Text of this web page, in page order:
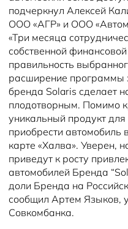
подчеркнул Алексей
ООО «АГР» и ООО
«Три месяца
собственной
правильность
расширение программы
бренда Solaris сделает
плодотворным. Помимо
уникальный продукт
приобрести автомобиль
карте «Халва». Уверен,
приведут к росту
автомобилей Бренда
доли Бренда на
сообщил Артем Языков,
Совкомбанка.